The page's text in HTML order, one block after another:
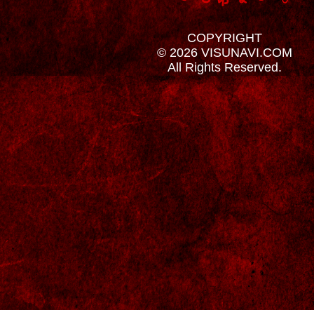
COPYRIGHT
© 2026 VISUNAVI.COM
All Rights Reserved.